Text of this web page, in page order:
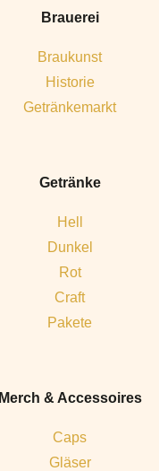
Brauerei
Braukunst
Historie
Getränkemarkt
Getränke
Hell
Dunkel
Rot
Craft
Pakete
Merch & Accessoires
Caps
Gläser